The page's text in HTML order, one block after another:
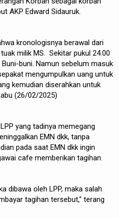
AKP Edward Sidauruk.
kronologisnya berawal dari
milik MS. Sekitar pukul 24.00
buni. Namun sebelum masuk
mengumpulkan uang untuk
kemudian diserahkan untuk
(26/02/2025)
yang tadinya memegang
EMN dkk, tanpa
pada saat EMN dkk ingin
cafe memberikan tagihan.
dibawa oleh LPP, maka salah
tagihan tersebut," terang